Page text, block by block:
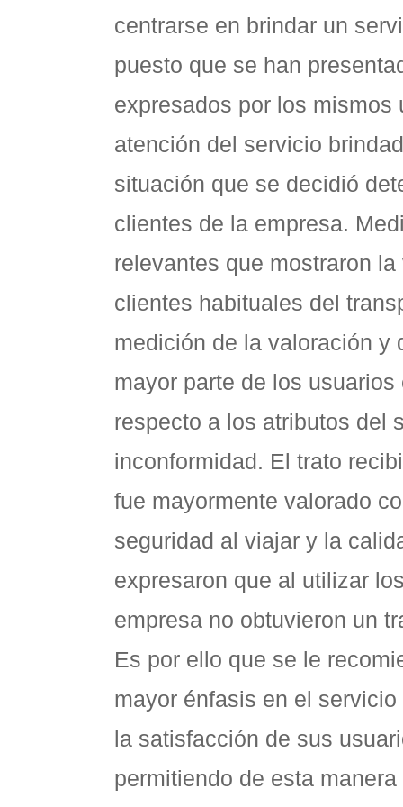
centrarse en brindar un
puesto que se han
expresados por los
atención del servicio
situación que se decidió
clientes de la empresa.
relevantes que mostraron
clientes habituales del
medición de la valoración y
mayor parte de los
respecto a los atributos del
inconformidad. El trato
fue mayormente valorado
seguridad al viajar y la
expresaron que al utilizar
empresa no obtuvieron un
Es por ello que se le
mayor énfasis en el
la satisfacción de sus
permitiendo de esta